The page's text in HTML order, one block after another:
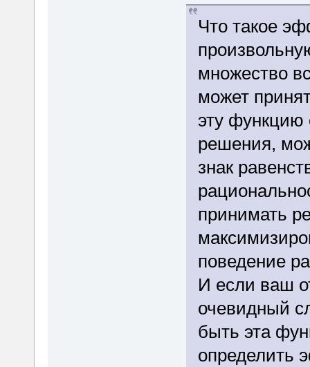
Что такое
множество
может
эту функцию
решения,
знак
принимать
поведение
И если ваш
очевидный
быть эта
определить